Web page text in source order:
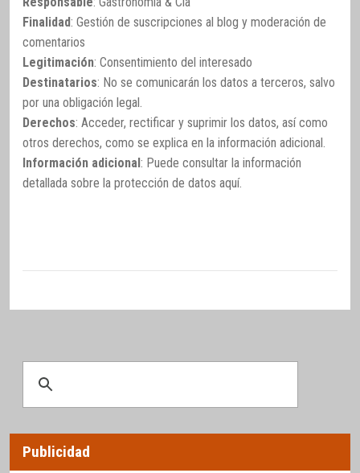
Finalidad: Gestión de suscripciones al blog y moderación de
comentarios
Legitimación: Consentimiento del interesado
Destinatarios: No se comunicarán los datos a terceros, salvo
por una obligación legal.
Derechos: Acceder, rectificar y suprimir los datos, así como
otros derechos, como se explica en la información adicional.
Información adicional : Puede consultar la información
detallada sobre la protección de datos aquí.
Publicidad